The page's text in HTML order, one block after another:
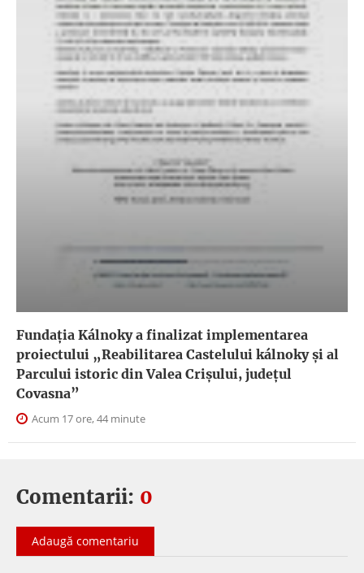
Fundația Kálnoky a finalizat implementarea
proiectului „Reabilitarea Castelului kálnoky și al
Parcului istoric din Valea Crișului, județul
Covasna”
Acum 17 ore, 44 minute
Comentarii: 0
Adaugă comentariu